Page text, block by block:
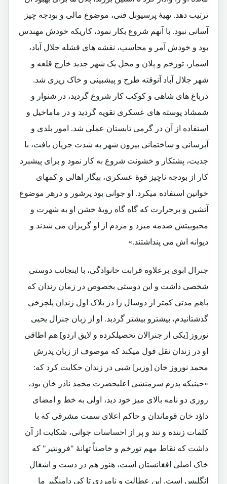
ترتیب دهد. تهیۀ پرسیونل فنی، موضوع مالی و بودجه چیز
آسانی نبود. با آنهم شروع بکار نمود، کاریکه خودش مهندس
بود و خودش آمر و محاسب، نقشه های قشله جلال آباد،
اسمار، تورخم و پلان و محل یک شهر جدید خارج قلعه و
شهر جلال آباد آنوقته طرح و پیشبینی و خاک ریزی شد.
درباغ های شاهی و کوکب کار شروع گردید، در شنوار و
شمشاد پوسته های عسکری تقویه گردید و در ماماخیل و
استفاده از آن در گرمی تابستان عملی شد. امور بلدی و
آبرسانی و ساختمانی بیرون شهر به شدت جریان یافت، با
جدیت، پشتکار و خشونت شروع به کار نمود و برای پیشبرد
کار از بودجه ناچیز قوۀ عسکری، بیگار اهالی و کمهای
خوانین استفاده میکرد. او جوانی بود پرشور و درهر موضوع
آتشین و پرحرارت که گاه گاه رویۀ خشن او به شهرت و
محبوبیتش صدمه میزد و مردم از او گریزان می شدند و
دیوانه اش می پنداشتند.»
جنرال ابوی برعلاوه قرابت خانوادگی، با اینجانب دوستی
شخصی داشت و این دوستی بخصوص در زمان زندان که
باهم مدتی کمتر از دوسال را در بلاک اول زندان پلچرخی
گذشتانیدم، بیشترو بیشتر گردید. او از زبان جنرال یحیی
نوروز [یکی از جنرالان تحصیلکرده و لایق اردو] هم اطاقی
او در زندان نقل قول میکند که موصوف از زبان پدرش
محمد نوروز خان [وزیر] شبی در زندان حکایت کرد که:
«حینیکه پدرم سرمنشی اعلیحضرت محمد نادر خان بود،
روزی دو نامه بالای میز خود دید، اولی به خط و امضای
داؤد خان قوماندان و حاکم اعلای سمت مشرقی که با
کلمات زننده و تند و پر از احساسات جوانی، شکایت از آن
داشت که نقاط مهم تورخم و خاصتاً تهانۀ "فرونتیر" که
خاک اصلی افغانستان است، هنوز هم در دست و اشغال
انگلیس است. این عطالت و نامردی تا کی دامنگیر ما